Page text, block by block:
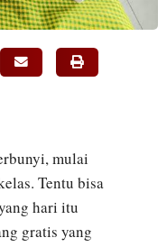
mulai
Tentu bisa
hari itu
gratis yang